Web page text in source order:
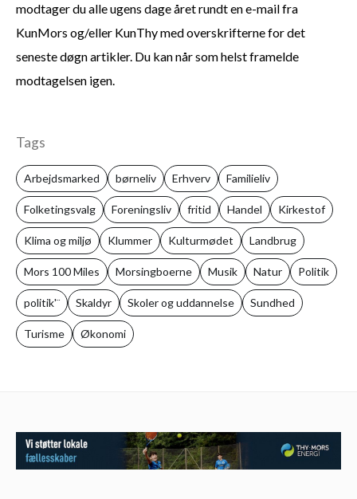
modtager du alle ugens dage året rundt en e-mail fra
KunMors og/eller KunThy med overskrifterne for det
seneste døgn artikler. Du kan når som helst framelde
modtagelsen igen.
Tags
Arbejdsmarked børneliv Erhverv Familieliv
Folketingsvalg Foreningsliv fritid Handel Kirkestof
Klima og miljø Klummer Kulturmødet Landbrug
Mors 100 Miles Morsingboerne Musik Natur Politik
politik'¨ Skaldyr Skoler og uddannelse Sundhed
Turisme Økonomi